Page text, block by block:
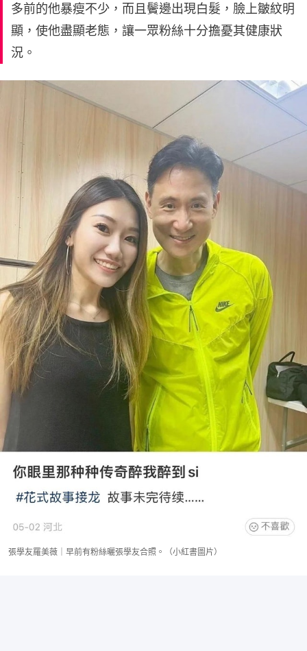
多前的他暴瘦不少，而且鬢邊出現白髮，臉上皺紋明
顯，使他盡顯老態，讓一眾粉絲十分擔憂其健康狀
況。
張學友羅美薇｜早前有粉絲曬張學友合照。（小紅書圖片）